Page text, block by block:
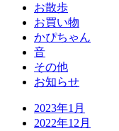
お散歩
お買い物
かぴちゃん
音
その他
お知らせ
2023年1月
2022年12月